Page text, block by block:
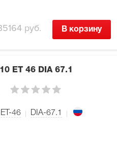
руб. В корзину
ET 46 DIA 67.1
ET-46 DIA-67.1